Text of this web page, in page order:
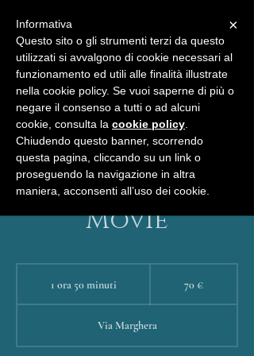
SHOP
BUONI REGALO
Movie
1 ora 50 minuti
o
5
0
70 €
Via Marghera
×
Informativa
Questo sito o gli strumenti terzi da questo
utilizzati si avvalgono di cookie necessari al
funzionamento ed utili alle finalità illustrate
nella cookie policy. Se vuoi saperne di più o
negare il consenso a tutti o ad alcuni
cookie, consulta la cookie policy
Chiudendo questo banner, scorrendo
questa pagina, cliccando su un link o
proseguendo la navigazione in altra
maniera, acconsenti all’uso dei cookie.